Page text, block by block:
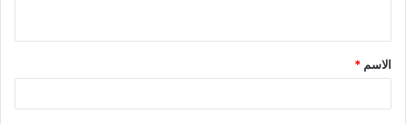
ق
*
الاسم *